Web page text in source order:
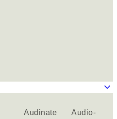
keyboard_arrow_down
Audinate Audio-